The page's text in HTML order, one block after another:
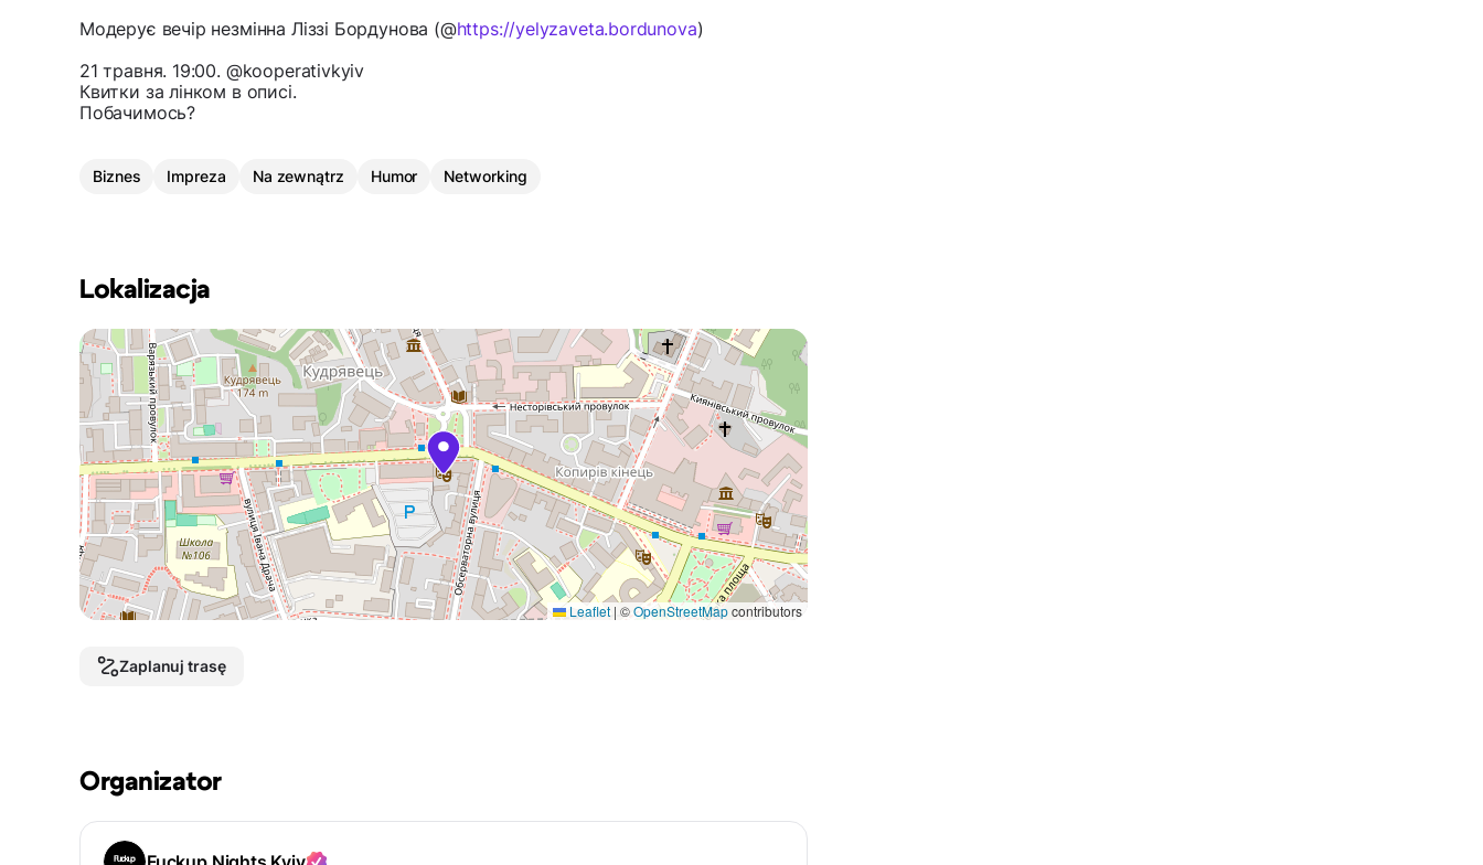
Модерує вечір незмінна Ліззі Бордунова (@https://yelyzaveta.bordunova)
21 травня. 19:00. @kooperativkyiv
Квитки за лінком в описі.
Побачимось?
Biznes Impreza Na zewnątrz Humor Networking
Lokalizacja
Leaflet | ©OpenStreetMapcontributors
Zaplanuj trasę
Organizator